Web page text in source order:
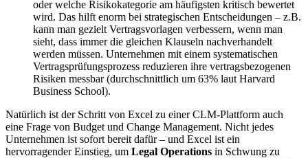
oder welche Risikokategorie am häufigsten kritisch bewertet
wird. Das hilft enorm bei strategischen Entscheidungen – z.B.
kann man gezielt Vertragsvorlagen verbessern, wenn man
sieht, dass immer die gleichen Klauseln nachverhandelt
werden müssen. Unternehmen mit einem systematischen
Vertragsprüfungsprozess reduzieren ihre vertragsbezogenen
Risiken messbar (durchschnittlich um 63% laut Harvard
Business School).
Natürlich ist der Schritt von Excel zu einer CLM-Plattform auch
eine Frage von Budget und Change Management. Nicht jedes
Unternehmen ist sofort bereit dafür – und Excel ist ein
hervorragender Einstieg, um Legal Operations in Schwung zu